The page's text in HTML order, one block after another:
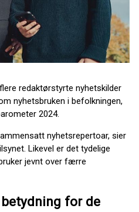
redaktørstyrte nyhetskilder
nyhetsbruken i befolkningen,
2024.
nyhetsrepertoar, sier
Likevel er det tydelige
jevnt over færre
for de